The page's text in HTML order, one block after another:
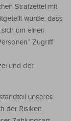
Strafzettel mit
wurde, dass
um einen
Zugriff
und der
unseres
der Risiken